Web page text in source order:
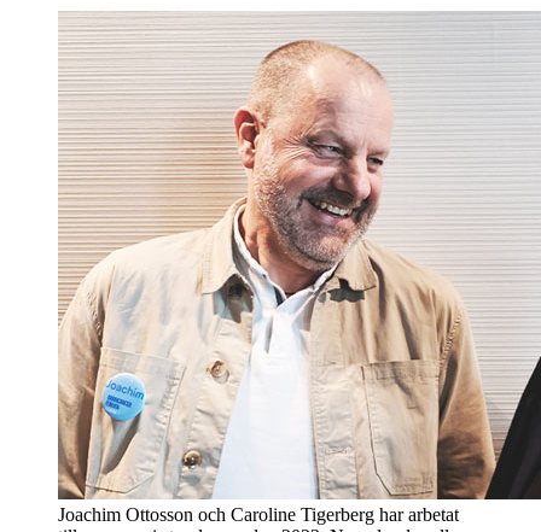
Joachim Ottosson och Caroline Tigerberg har arbetat